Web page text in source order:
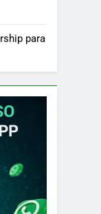
para